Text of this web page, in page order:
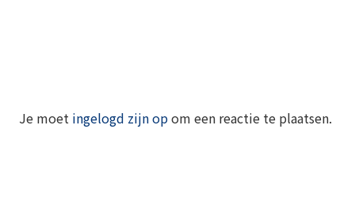
Je moet ingelogd zijn opom een reactie te plaatsen.